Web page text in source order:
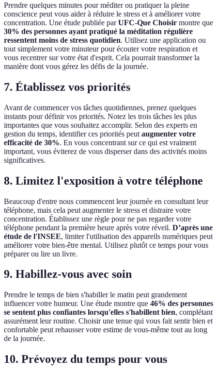
Prendre quelques minutes pour méditer ou pratiquer la pleine
conscience peut vous aider à réduire le stress et à améliorer votre
concentration. Une étude publiée parUFC-Que Choisir montre que
30% des personnes ayant pratiqué la méditation régulière
ressentent moins de stress quotidien. Utilisez une application ou
tout simplement votre minuteur pour écouter votre respiration et
vous recentrer sur votre état d'esprit. Cela pourrait transformer la
manière dont vous gérez les défis de la journée.
7. Établissez vos priorités
Avant de commencer vos tâches quotidiennes, prenez quelques
instants pour définir vos priorités. Notez les trois tâches les plus
importantes que vous souhaitez accomplir. Selon des experts en
gestion du temps, identifier ces priorités peut augmenter votre
efficacité de 30%. En vous concentrant sur ce qui est vraiment
important, vous éviterez de vous disperser dans des activités moins
significatives.
8. Limitez l'exposition à votre téléphone
Beaucoup d'entre nous commencent leur journée en consultant leur
téléphone, mais cela peut augmenter le stress et distraire votre
concentration. Établissez une règle pour ne pas regarder votre
téléphone pendant la première heure après votre réveil. D’après une
étude de l'INSEE, limiter l'utilisation des appareils numériques peut
améliorer votre bien-être mental. Utilisez plutôt ce temps pour vous
préparer ou lire un livre.
9. Habillez-vous avec soin
Prendre le temps de bien s'habiller le matin peut grandement
influencer votre humeur. Une étude montre que 46% des personnes
se sentent plus confiantes lorsqu'elles s'habillent bien, complétant
assurément leur routine. Choisir une tenue qui vous fait sentir bien et
confortable peut rehausser votre estime de vous-même tout au long
de la journée.
10. Prévoyez du temps pour vous